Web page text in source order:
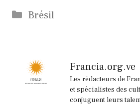
d’articles
Catégories
Brésil
Francia.org.ve
Les rédacteurs de
et spécialistes des
conjuguent leurs